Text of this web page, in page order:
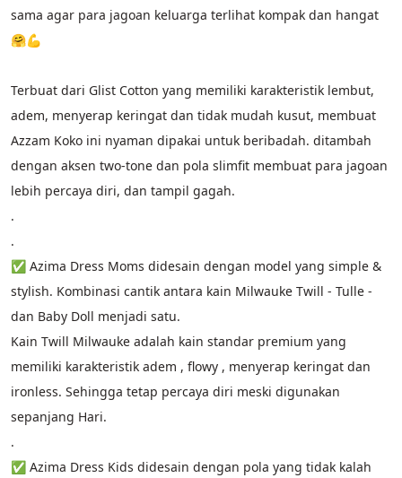
sama agar para jagoan keluarga terlihat kompak dan hangat
🤗💪
Terbuat dari Glist Cotton yang memiliki karakteristik lembut,
adem, menyerap keringat dan tidak mudah kusut, membuat
Azzam Koko ini nyaman dipakai untuk beribadah. ditambah
dengan aksen two-tone dan pola slimfit membuat para jagoan
lebih percaya diri, dan tampil gagah.
.
.
✅ Azima Dress Moms didesain dengan model yang simple &
stylish. Kombinasi cantik antara kain Milwauke Twill - Tulle -
dan Baby Doll menjadi satu.
Kain Twill Milwauke adalah kain standar premium yang
memiliki karakteristik adem , flowy , menyerap keringat dan
ironless. Sehingga tetap percaya diri meski digunakan
sepanjang Hari.
.
✅ Azima Dress Kids didesain dengan pola yang tidak kalah